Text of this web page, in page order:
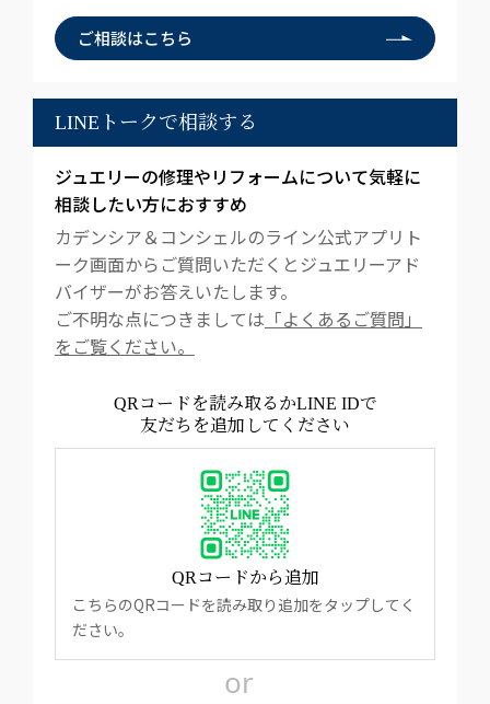
ご相談はこちら
LINEトークで相談する
ジュエリーの修理やリフォームについて気軽に
相談したい方におすすめ
カデンシア＆コンシェルのライン公式アプリト
ーク画面からご質問いただくとジュエリーアド
バイザーがお答えいたします。
ご不明な点につきましては 「よくあるご質問」
をご覧ください。
QRコードを読み取るかLINE IDで
友だちを追加してください
QRコードから追加
こちらのQRコードを読み取り追加をタップしてく
ださい。